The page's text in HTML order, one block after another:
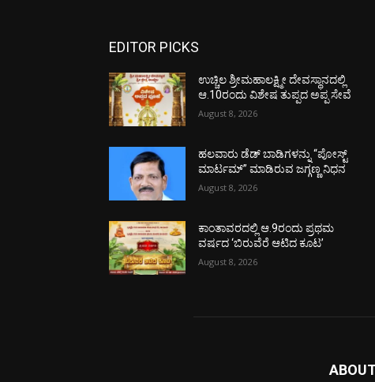
EDITOR PICKS
ಉಚ್ಚಿಲ ಶ್ರೀಮಹಾಲಕ್ಷ್ಮೀ ದೇವಸ್ಥಾನದಲ್ಲಿ
ಆ.10ರಂದು ವಿಶೇಷ ತುಪ್ಪದ ಅಪ್ಪ ಸೇವೆ
August 8, 2026
ಹಲವಾರು ಡೆಡ್ ಬಾಡಿಗಳನ್ನು “ಪೋಸ್ಟ್
ಮಾರ್ಟಮ್” ಮಾಡಿರುವ ಜಗ್ಗಣ್ಣ ನಿಧನ
August 8, 2026
ಕಾಂತಾವರದಲ್ಲಿ ಆ.9ರಂದು ಪ್ರಥಮ
ವರ್ಷದ ‘ಬಿರುವೆರೆ ಆಟಿದ ಕೂಟ’
August 8, 2026